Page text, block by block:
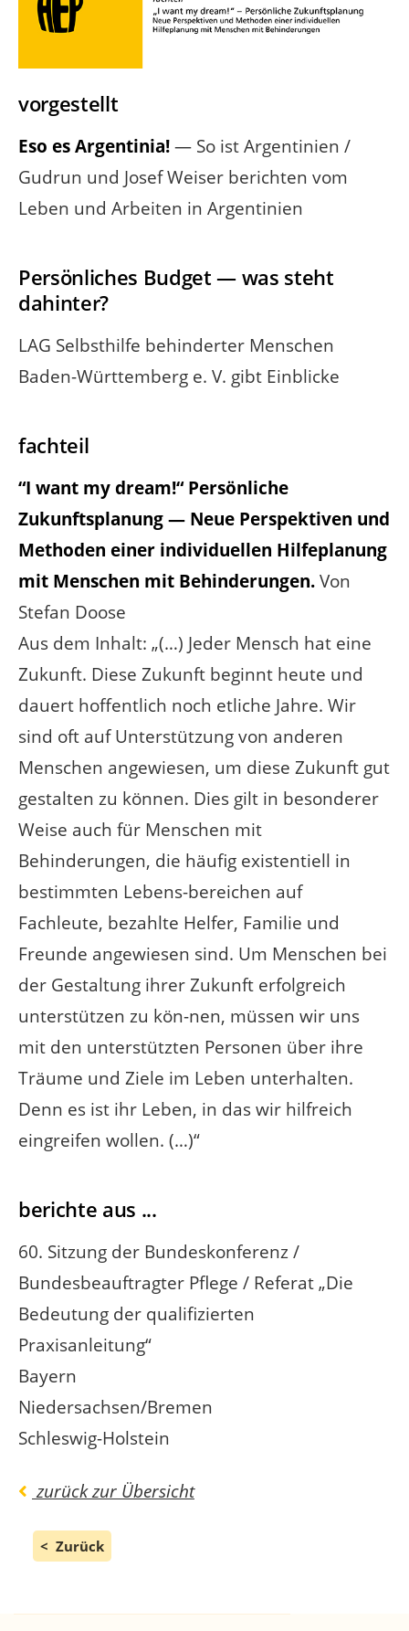
vorgestellt
Eso es Argentinia!— So ist Argentinien /
Gudrun und Josef Weiser berichten vom
Leben und Arbeiten in Argentinien
Persönliches Budget — was steht
dahinter?
LAG Selbsthilfe behinderter Menschen
Baden-Württemberg e. V. gibt Einblicke
fachteil
“I want my dream!“ Persönliche
Zukunftsplanung — Neue Perspektiven und
Methoden einer individuellen Hilfeplanung
mit Menschen mit Behinderungen.Von
Stefan Doose
Aus dem Inhalt: „(…) Jeder Mensch hat eine
Zukunft. Diese Zukunft beginnt heute und
dauert hoffentlich noch etliche Jahre. Wir
sind oft auf Unterstützung von anderen
Menschen angewiesen, um diese Zukunft gut
gestalten zu können. Dies gilt in besonderer
Weise auch für Menschen mit
Behinderungen, die häuﬁg existentiell in
bestimmten Lebens-bereichen auf
Fachleute, bezahlte Helfer, Familie und
Freunde angewiesen sind. Um Menschen bei
der Gestaltung ihrer Zukunft erfolgreich
unterstützen zu kön-nen, müssen wir uns
mit den unterstützten Personen über ihre
Träume und Ziele im Leben unterhalten.
Denn es ist ihr Leben, in das wir hilfreich
eingreifen wollen. (…)“
berichte aus ...
60. Sitzung der Bundeskonferenz /
Bundesbeauftragter Pflege / Referat „Die
Bedeutung der qualifizierten
Praxisanleitung“
Bayern
Niedersachsen/Bremen
Schleswig-Holstein
zurück zur Übersicht
Zurück